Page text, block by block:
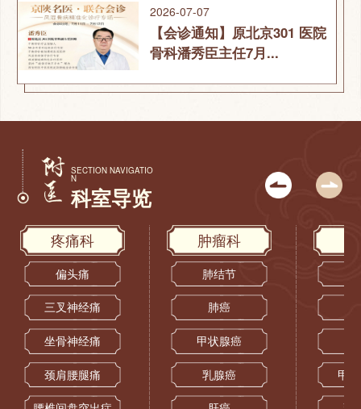
2026-07-07
【会诊通知】原北京301 医院
骨科潘秀臣主任7月...
SECTION NAVIGATIO
N
科室导览
疼痛科
偏头痛
三叉神经痛
坐骨神经痛
颈肩腰腿痛
肿瘤科
肺结节
肺癌
甲状腺癌
乳腺癌 甲